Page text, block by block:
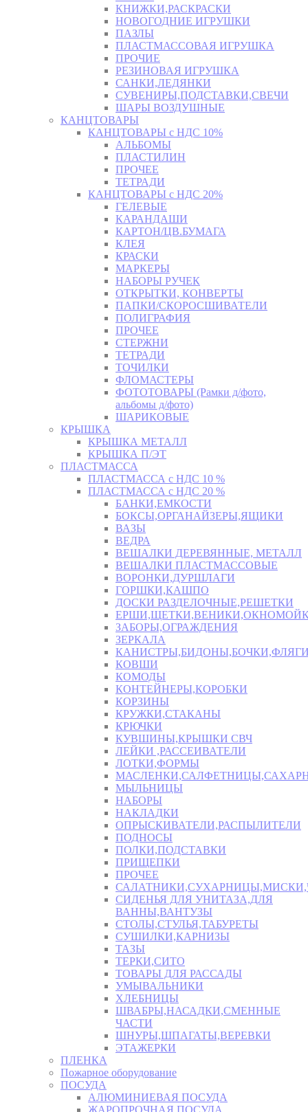
КНИЖКИ,РАСКРАСКИ
НОВОГОДНИЕ ИГРУШКИ
ПАЗЛЫ
ПЛАСТМАССОВАЯ ИГРУШКА
ПРОЧИЕ
РЕЗИНОВАЯ ИГРУШКА
САНКИ,ЛЕДЯНКИ
СУВЕНИРЫ,ПОДСТАВКИ,СВЕЧИ
ШАРЫ ВОЗДУШНЫЕ
КАНЦТОВАРЫ
КАНЦТОВАРЫ с НДС 10%
АЛЬБОМЫ
ПЛАСТИЛИН
ПРОЧЕЕ
ТЕТРАДИ
КАНЦТОВАРЫ с НДС 20%
ГЕЛЕВЫЕ
КАРАНДАШИ
КАРТОН/ЦВ.БУМАГА
КЛЕЯ
КРАСКИ
МАРКЕРЫ
НАБОРЫ РУЧЕК
ОТКРЫТКИ, КОНВЕРТЫ
ПАПКИ/СКОРОСШИВАТЕЛИ
ПОЛИГРАФИЯ
ПРОЧЕЕ
СТЕРЖНИ
ТЕТРАДИ
ТОЧИЛКИ
ФЛОМАСТЕРЫ
ФОТОТОВАРЫ (Рамки д/фото,
альбомы д/фото)
ШАРИКОВЫЕ
КРЫШКА
КРЫШКА МЕТАЛЛ
КРЫШКА П/ЭТ
ПЛАСТМАССА
ПЛАСТМАССА с НДС 10 %
ПЛАСТМАССА с НДС 20 %
БАНКИ,ЕМКОСТИ
БОКСЫ,ОРГАНАЙЗЕРЫ,ЯЩИКИ
ВАЗЫ
ВЕДРА
ВЕШАЛКИ ДЕРЕВЯННЫЕ, МЕТАЛЛ
ВЕШАЛКИ ПЛАСТМАССОВЫЕ
ВОРОНКИ,ДУРШЛАГИ
ГОРШКИ,КАШПО
ДОСКИ РАЗДЕЛОЧНЫЕ,РЕШЕТКИ
ЗАБОРЫ,ОГРАЖДЕНИЯ
ЗЕРКАЛА
КОВШИ
КОМОДЫ
КОНТЕЙНЕРЫ,КОРОБКИ
КОРЗИНЫ
КРУЖКИ,СТАКАНЫ
КРЮЧКИ
КУВШИНЫ,КРЫШКИ СВЧ
ЛЕЙКИ ,РАССЕИВАТЕЛИ
ЛОТКИ,ФОРМЫ
МЫЛЬНИЦЫ
НАБОРЫ
НАКЛАДКИ
ОПРЫСКИВАТЕЛИ,РАСПЫЛИТЕЛИ
ПОДНОСЫ
ПОЛКИ,ПОДСТАВКИ
ПРИЩЕПКИ
ПРОЧЕЕ
СИДЕНЬЯ ДЛЯ УНИТАЗА,ДЛЯ
ВАННЫ,ВАНТУЗЫ
СТОЛЫ,СТУЛЬЯ,ТАБУРЕТЫ
СУШИЛКИ,КАРНИЗЫ
ТАЗЫ
ТЕРКИ,СИТО
ТОВАРЫ ДЛЯ РАССАДЫ
УМЫВАЛЬНИКИ
ХЛЕБНИЦЫ
ШВАБРЫ,НАСАДКИ,СМЕННЫЕ
ЧАСТИ
ШНУРЫ,ШПАГАТЫ,ВЕРЕВКИ
ЭТАЖЕРКИ
ПЛЕНКА
Пожарное оборудование
ПОСУДА
АЛЮМИНИЕВАЯ ПОСУДА